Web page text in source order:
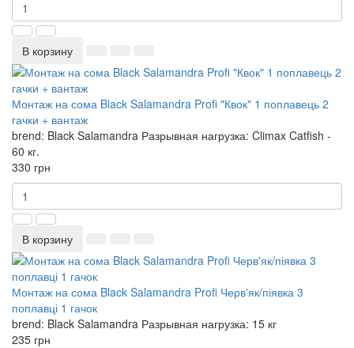
В корзину
Монтаж на сома Black Salamandra Profi "Квок" 1 поплавець 2
гачки + вантаж
brend: Black Salamandra Разрывная нагрузка: Climax Catfish -
60 кг.
330 грн
В корзину
Монтаж на сома Black Salamandra Profi Черв'як/піявка 3
поплавці 1 гачок
brend: Black Salamandra Разрывная нагрузка: 15 кг
235 грн